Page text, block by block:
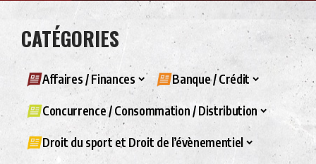
CATÉGORIES
Affaires / Finances Banque / Crédit
Concurrence / Consommation / Distribution
Droit du sport et Droit de l’évènementiel